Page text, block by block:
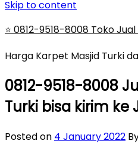
Skip to content
⭐ 0812-9518-8008 Toko
Harga Karpet Masjid Turki
0812-9518-8008
Turki bisa kirim ke
Posted on 4 January 2022